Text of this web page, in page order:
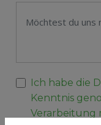
Ich habe die
Kenntnis
Verarbeitung